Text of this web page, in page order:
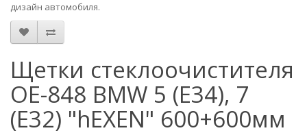
дизайн автомобиля.
Щетки стеклоочистителя
ОЕ-848 BMW 5 (E34), 7
(E32) "hEXEN" 600+600мм